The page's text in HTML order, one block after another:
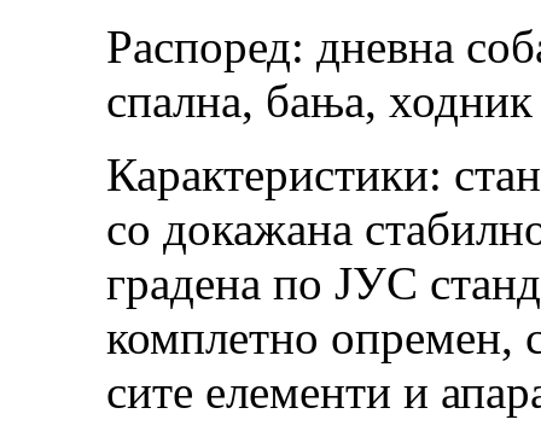
Распоред: дневна
спална, бања,
Карактеристики:
со докажана
градена по ЈУС
комплетно опремен,
сите елементи и